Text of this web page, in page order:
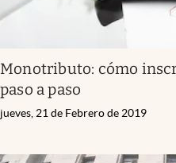
Monotributo: cómo
paso a paso
jueves, 21 de Febrero de 2019